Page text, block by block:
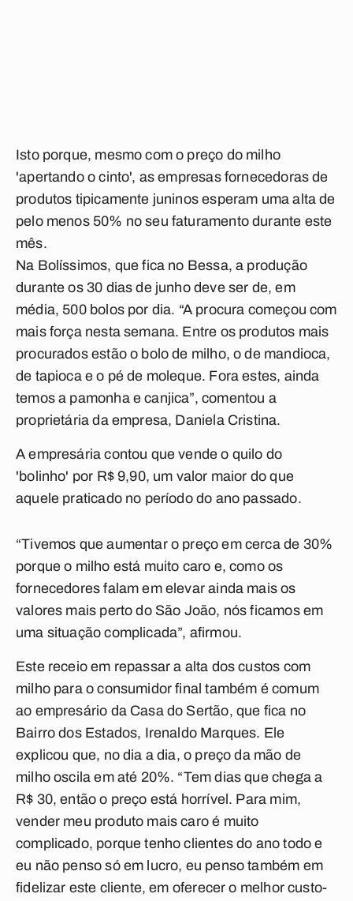
Isto porque, mesmo com o preço do milho
'apertando o cinto', as empresas fornecedoras de
produtos tipicamente juninos esperam uma alta de
pelo menos 50% no seu faturamento durante este
mês.
Na Bolíssimos, que fica no Bessa, a produção
durante os 30 dias de junho deve ser de, em
média, 500 bolos por dia. “A procura começou com
mais força nesta semana. Entre os produtos mais
procurados estão o bolo de milho, o de mandioca,
de tapioca e o pé de moleque. Fora estes, ainda
temos a pamonha e canjica”, comentou a
proprietária da empresa, Daniela Cristina.
A empresária contou que vende o quilo do
'bolinho' por R$ 9,90, um valor maior do que
aquele praticado no período do ano passado.
“Tivemos que aumentar o preço em cerca de 30%
porque o milho está muito caro e, como os
fornecedores falam em elevar ainda mais os
valores mais perto do São João, nós ficamos em
uma situação complicada”, afirmou.
Este receio em repassar a alta dos custos com
milho para o consumidor final também é comum
ao empresário da Casa do Sertão, que fica no
Bairro dos Estados, Irenaldo Marques. Ele
explicou que, no dia a dia, o preço da mão de
milho oscila em até 20%. “Tem dias que chega a
R$ 30, então o preço está horrível. Para mim,
vender meu produto mais caro é muito
complicado, porque tenho clientes do ano todo e
eu não penso só em lucro, eu penso também em
fidelizar este cliente, em oferecer o melhor custo-